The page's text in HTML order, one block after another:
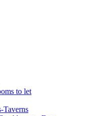
to let
Taverns